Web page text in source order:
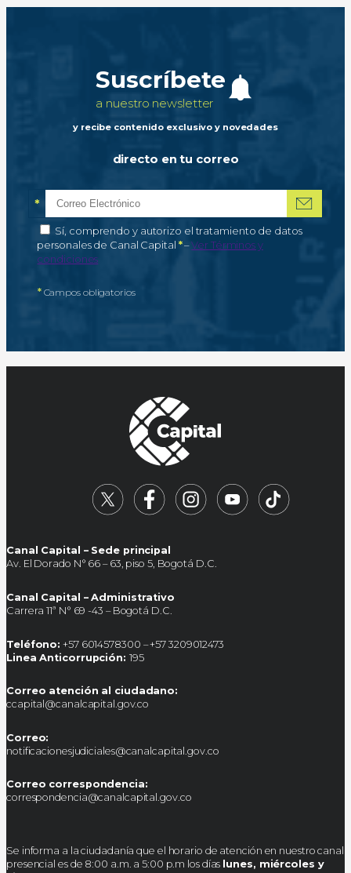
Suscríbete
a nuestro newsletter
y recibe contenido exclusivo y novedades
directo en tu correo
Correo electrónico
*Campo obligatorio
Autorización de tratamiento de datos personales
Sí, comprendo y autorizo el tratamiento de datos
personales de Canal Capital *–Campo obligatorio
Ver Términos y
condiciones
*Campos obligatorios
Canal Capital – Sede principal
Av. El Dorado N° 66 – 63, piso 5, Bogotá D.C.
Canal Capital – Administrativo
Carrera 11ª N° 69 -43 – Bogotá D.C.
Teléfono: +57 6014578300 – +57 3209012473
Linea Anticorrupción: 195
Correo atención al ciudadano:
ccapital@canalcapital.gov.co
Correo:
notificacionesjudiciales@canalcapital.gov.co
Correo correspondencia:
correspondencia@canalcapital.gov.co
Se informa a la ciudadanía que el horario de atención en nuestro canal
presencial es de 8:00 a.m. a 5:00 p.m los días lunes, miércoles y